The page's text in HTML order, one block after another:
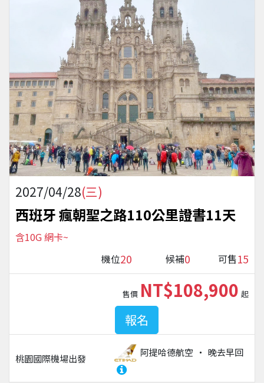
2027/04/28(三)
西班牙 瘋朝聖之路110公里證書11天
含10G 網卡~
機位20 候補0 可售15
桃園國際機場出發
阿提哈德航空 晚去早回
售價 NT$108,900 起
報名